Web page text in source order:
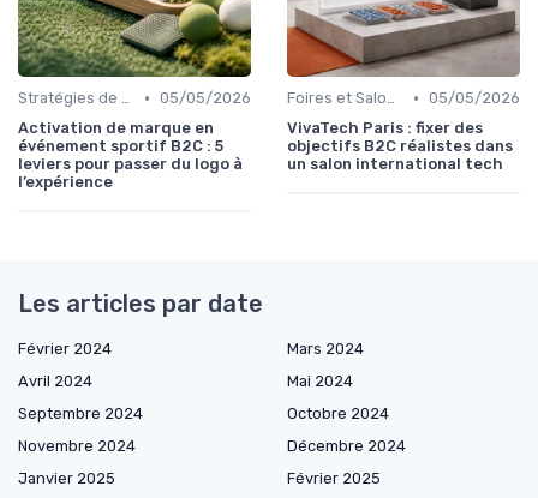
Stratégies de Marketing et Promotion B2C • 05/05/2026
Activation de marque en
événement sportif B2C : 5
leviers pour passer du logo à
l’expérience
Foires et Salons Grand Public • 05/05/2026
VivaTech Paris : fixer des
objectifs B2C réalistes dans
un salon international tech
Les articles par date
Février 2024
Mars 2024
Avril 2024
Mai 2024
Septembre 2024
Octobre 2024
Novembre 2024
Décembre 2024
Janvier 2025
Février 2025